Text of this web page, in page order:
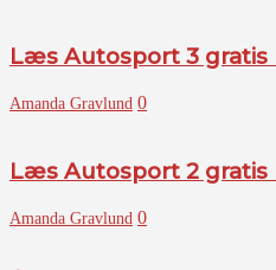
Læs Autosport 3 gratis
Amanda Gravlund 0
Læs Autosport 2 gratis
Amanda Gravlund 0